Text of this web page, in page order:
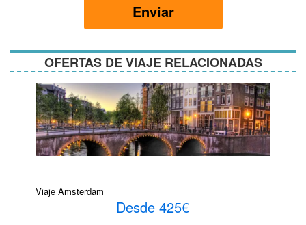
Enviar
OFERTAS DE VIAJE RELACIONADAS
Viaje Amsterdam
Desde 425€